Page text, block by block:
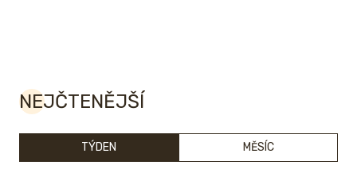
NEJČTENĚJŠÍ
TÝDEN MĚSÍC